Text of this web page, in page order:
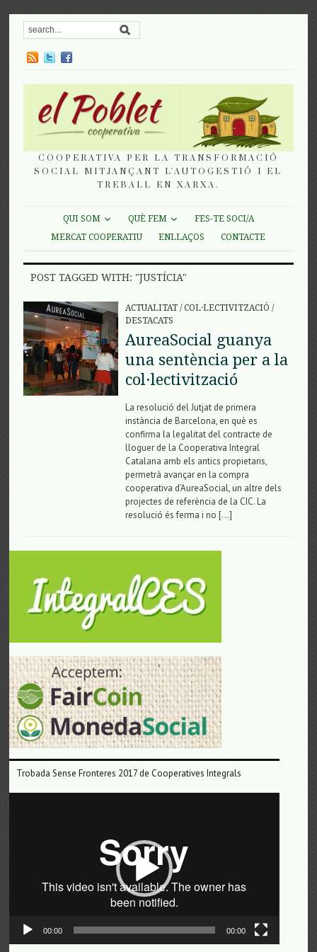
COOPERATIVA PER LA TRANSFORMACIÓ
SOCIAL MITJANÇANT L'AUTOGESTIÓ I EL
TREBALL EN XARXA.
QUI SOM QUÈ FEM
FES-TE SOCI/A
MERCAT COOPERATIU
ENLLAÇOS CONTACTE
POST TAGGED WITH: "JUSTÍCIA"
ACTUALITAT/COL·LECTIVITZACIÓ /
DESTACATS
AureaSocial guanya
una sentència per a la
col·lectivització
La resolució del Jutjat de primera
instància de Barcelona, en què es
confirma la legalitat del contracte de
lloguer de la Cooperativa Integral
Catalana amb els antics propietaris,
permetrà avançar en la compra
cooperativa d’AureaSocial, un altre dels
projectes de referència de la CIC. La
resolució és ferma i no […]
Trobada Sense Fronteres 2017 de Cooperatives Integrals
00:00 00:00